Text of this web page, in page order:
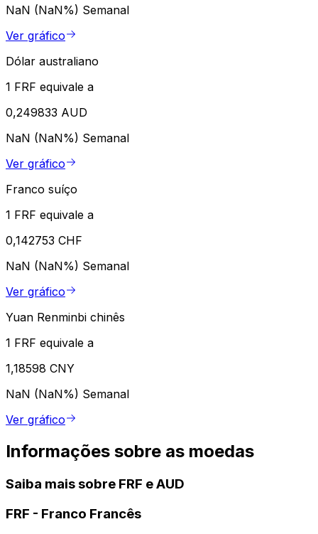
NaN (NaN%) Semanal
Ver gráfico
Dólar australiano
1 FRF equivale a
0,249833 AUD
NaN (NaN%) Semanal
Ver gráfico
Franco suíço
1 FRF equivale a
0,142753 CHF
NaN (NaN%) Semanal
Ver gráfico
Yuan Renminbi chinês
1 FRF equivale a
1,18598 CNY
NaN (NaN%) Semanal
Ver gráfico
Informações sobre as moedas
Saiba mais sobre FRF e AUD
FRF - Franco Francês